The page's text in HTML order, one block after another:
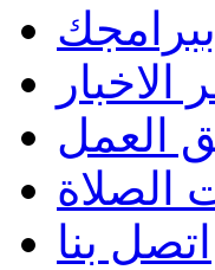
الاخبار
العمل
الصلاة
اتصل بنا